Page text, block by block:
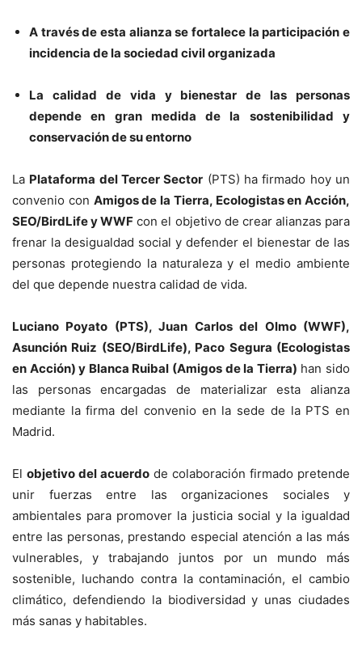
A través de esta alianza se fortalece la participación e
incidencia de la sociedad civil organizada
La calidad de vida y bienestar de las personas
depende en gran medida de la sostenibilidad y
conservación de su entorno
La Plataforma del Tercer Sector (PTS) ha firmado hoy un
convenio con Amigos de la Tierra, Ecologistas en Acción,
SEO/BirdLife y WWF con el objetivo de crear alianzas para
frenar la desigualdad social y defender el bienestar de las
personas protegiendo la naturaleza y el medio ambiente
del que depende nuestra calidad de vida.
Luciano Poyato (PTS), Juan Carlos del Olmo (WWF),
Asunción Ruiz (SEO/BirdLife), Paco Segura (Ecologistas
en Acción) y Blanca Ruibal (Amigos de la Tierra) han sido
las personas encargadas de materializar esta alianza
mediante la firma del convenio en la sede de la PTS en
Madrid.
El objetivo del acuerdo de colaboración firmado pretende
unir fuerzas entre las organizaciones sociales y
ambientales para promover la justicia social y la igualdad
entre las personas, prestando especial atención a las más
vulnerables, y trabajando juntos por un mundo más
sostenible, luchando contra la contaminación, el cambio
climático, defendiendo la biodiversidad y unas ciudades
más sanas y habitables.